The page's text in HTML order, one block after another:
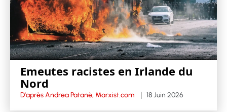
Emeutes racistes en Irlande du
Nord
D'après Andrea Patanè, Marxist.com 18 Juin 2026